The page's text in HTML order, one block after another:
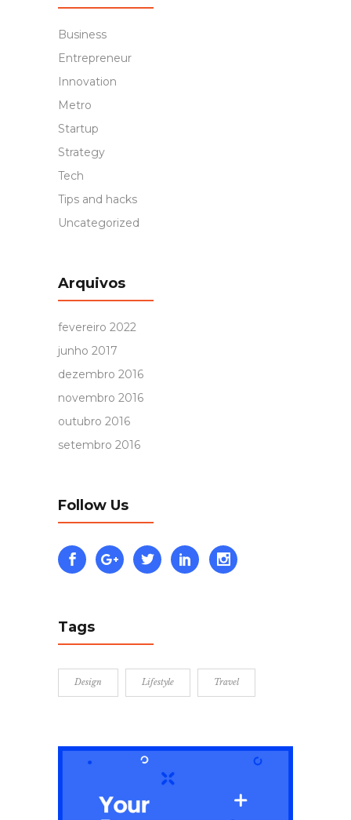
Business
Entrepreneur
Innovation
Metro
Startup
Strategy
Tech
Tips and hacks
Uncategorized
Arquivos
fevereiro 2022
junho 2017
dezembro 2016
novembro 2016
outubro 2016
setembro 2016
Follow Us
Tags
Design Lifestyle Travel